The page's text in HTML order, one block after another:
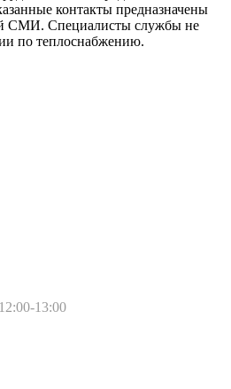
контакты предназначены
СМИ. Специалисты службы не
по теплоснабжению.
13:00